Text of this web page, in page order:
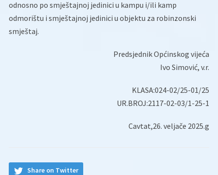
odnosno po smještajnoj jedinici u kampu i/ili kamp
odmorištu i smještajnoj jedinici u objektu za robinzonski
smještaj.
Predsjednik Općinskog vijeća
Ivo Simović, v.r.
KLASA:024-02/25-01/25
UR.BROJ:2117-02-03/1-25-1
Cavtat,26. veljače 2025.g
Share on Twitter